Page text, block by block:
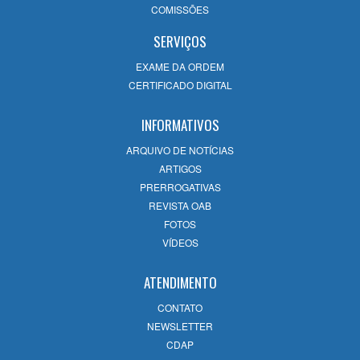
lotado em Campos
22/07/2026
12ª Subseção da OAB/RJ emite Nota de
22/07/2026
OAB Campos 60 Anos: Uma celebração
de História, evolução e compromisso com
o futuro
14/07/2026
COMISSÕES
SERVIÇOS
EXAME DA ORDEM
CERTIFICADO DIGITAL
INFORMATIVOS
ARQUIVO DE NOTÍCIAS
ARTIGOS
PRERROGATIVAS
REVISTA OAB
FOTOS
VÍDEOS
ATENDIMENTO
CONTATO
NEWSLETTER
CDAP